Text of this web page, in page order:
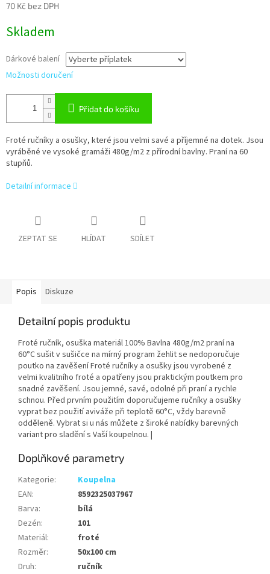
70 Kč bez DPH
cena:
Skladem
Dárkové balení
Možnosti doručení
Přidat do košíku
Froté ručníky a osušky, které jsou velmi savé a příjemné na dotek. Jsou
vyráběné ve vysoké gramáži 480g/m2 z přírodní bavlny. Praní na 60
stupňů.
Detailní informace
ZEPTAT SE HLÍDAT SDÍLET
Popis Diskuze
Detailní popis produktu
Froté ručník, osuška materiál 100% Bavlna 480g/m2 praní na
60°C sušit v sušičce na mírný program žehlit se nedoporučuje
poutko na zavěšení Froté ručníky a osušky jsou vyrobené z
velmi kvalitního froté a opatřeny jsou praktickým poutkem pro
snadné zavěšení. Jsou jemné, savé, odolné při praní a rychle
schnou. Před prvním použitím doporučujeme ručníky a osušky
vyprat bez použití aviváže při teplotě 60°C, vždy barevně
odděleně. Vybrat si u nás můžete z široké nabídky barevných
variant pro sladění s Vaší koupelnou. |
Doplňkové parametry
Kategorie:
Koupelna
EAN:
8592325037967
Barva:
bílá
Dezén:
101
Materiál:
froté
Rozměr:
50x100 cm
Druh:
ručník